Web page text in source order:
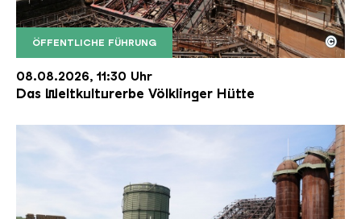
ÖFFENTLICHE FÜHRUNG
Der Erzschrägaufzug der Völklinger Hütte mit
Copyright: Weltkulturerbe Völklinger Hütte | Karl
©
08.08.2026, 11:30 Uhr
Das Weltkulturerbe Völklinger Hütte